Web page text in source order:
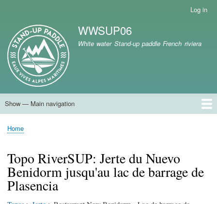
main
content
account
menu
Log in
Site branding
WWSUP06
White water Stand-up paddle French riviera
Main
Show — Main navigation
Home
Breadcrumb
Home
Topo RiverSUP: Jerte du Nuevo
Benidorm jusqu'au lac de barrage de
Plasencia